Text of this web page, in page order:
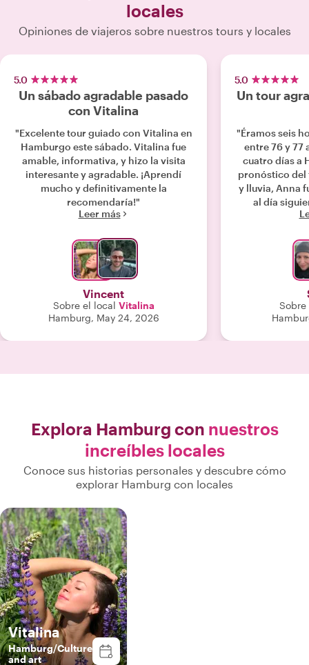
locales
Opiniones de viajeros sobre nuestros tours y locales
5.0
Un sábado agradable pasado
con Vitalina
"Excelente tour guiado con Vitalina en
Hamburgo este sábado. Vitalina fue
amable, informativa, y hizo la visita
interesante y agradable. ¡Aprendí
mucho y definitivamente la
recomendaría!"
Leer más
Vincent
Sobre el local Vitalina
Hamburg, May 24, 2026
5.0
Un tour
"Éramos seis
entre 76 y 77
cuatro días a
pronóstico del
y lluvia, Anna
al día
agradable
escuchó y
edad e
de
mercantil
la Segunda
Explora Hamburg con nuestros
increíbles locales
Conoce sus historias personales y descubre cómo
explorar Hamburg con locales
Vitalina
Hamburg/Culture
and art